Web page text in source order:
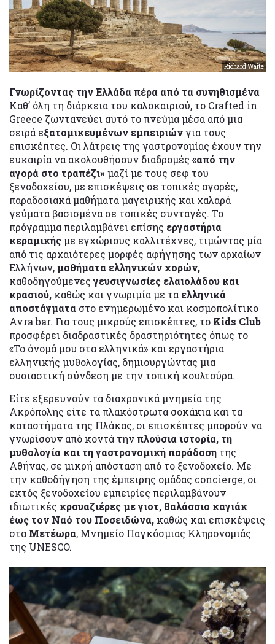
Richard Waite
Γνωρίζοντας την Ελλάδα πέρα από τα συνηθισμένα
Καθ’ όλη τη διάρκεια του καλοκαιριού, το Crafted in
Greece ζωντανεύει αυτό το πνεύμα μέσα από μια
σειρά εξατομικευμένων εμπειριώνγια τους
επισκέπτες. Οι λάτρεις της γαστρονομίας έχουν την
ευκαιρία να ακολουθήσουν διαδρομές «από την
αγορά στο τραπέζι»μαζί με τους σεφ του
ξενοδοχείου, με επισκέψεις σε τοπικές αγορές,
παραδοσιακά μαθήματα μαγειρικής και χαλαρά
γεύματα βασισμένα σε τοπικές συνταγές. Το
πρόγραμμα περιλαμβάνει επίσης εργαστήρια
κεραμικήςμε εγχώριους καλλιτέχνες, τιμώντας μία
από τις αρχαιότερες μορφές αφήγησης των αρχαίων
Ελλήνων,μαθήματα ελληνικών χορών,
καθοδηγούμενες γευσιγνωσίες ελαιολάδου και
κρασιού, καθώς και γνωριμία με τα ελληνικά
αποστάγματα στο ενημερωμένο και κοσμοπολίτικο
Avra bar. Για τους μικρούς επισκέπτες, το Kids Club
προσφέρει διαδραστικές δραστηριότητες όπως το
«Το όνομά μου στα ελληνικά» και εργαστήρια
ελληνικής μυθολογίας, δημιουργώντας μια
ουσιαστική σύνδεση με την τοπική κουλτούρα.
Είτε εξερευνούν τα διαχρονικά μνημεία της
Ακρόπολης είτε τα πλακόστρωτα σοκάκια και τα
καταστήματα της Πλάκας, οι επισκέπτες μπορούν να
γνωρίσουν από κοντά την πλούσια ιστορία, τη
μυθολογία και τη γαστρονομική παράδοση της
Αθήνας, σε μικρή απόσταση από το ξενοδοχείο. Με
την καθοδήγηση της έμπειρης ομάδας concierge, οι
εκτός ξενοδοχείου εμπειρίες περιλαμβάνουν
ιδιωτικές κρουαζιέρες με γιοτ, θαλάσσιο καγιάκ
έως τον Ναό του Ποσειδώνα, καθώς και επισκέψεις
στα Μετέωρα, Μνημείο Παγκόσμιας Κληρονομιάς
της UNESCO.